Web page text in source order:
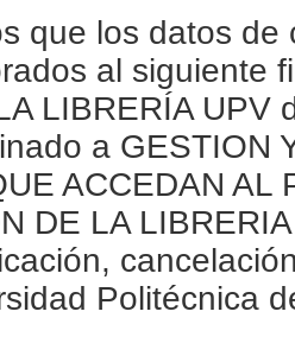
que los datos
al siguiente
LIBRERÍA
a GESTION
ACCEDAN AL
DE LA
Politécnica